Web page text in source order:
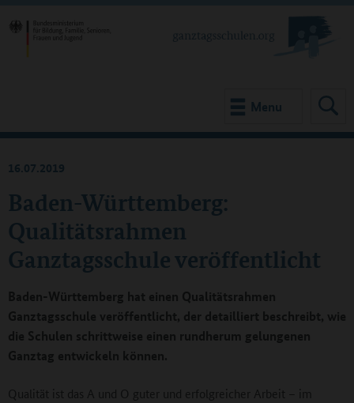
Menu
Baden-Württemberg:
Qualitätsrahmen
Ganztagsschule veröffentlicht
16.07.2019
Baden-Württemberg hat einen Qualitätsrahmen
Ganztagsschule veröffentlicht, der detailliert beschreibt, wie
die Schulen schrittweise einen rundherum gelungenen
Ganztag entwickeln können.
Qualität ist das A und O guter und erfolgreicher Arbeit – im